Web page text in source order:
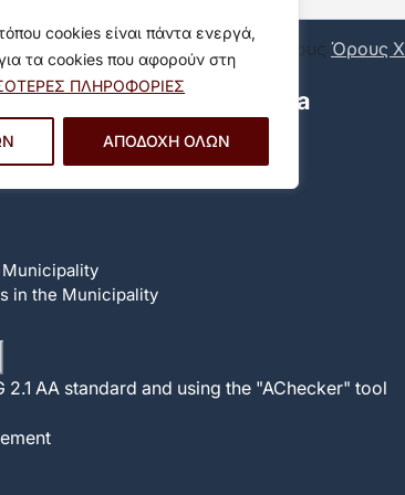
cookies είναι πάντα ενεργά,
τα cookies που αφορούν στη
ΠΛΗΡΟΦΟΡΙΕΣ
ΑΠΟΔΟΧΗ ΟΛΩΝ
Αποδέχομαι τους Όρους
Social Media
in the Municipality
AA standard and using the "AChecker" tool